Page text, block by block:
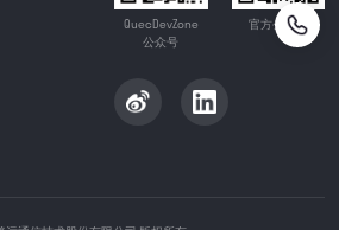
QuecDevZone
公众号
官方公众号